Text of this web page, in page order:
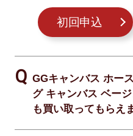
初回申込
GGキャンバス ホー
グ キャンバス ベー
も買い取ってもらえ